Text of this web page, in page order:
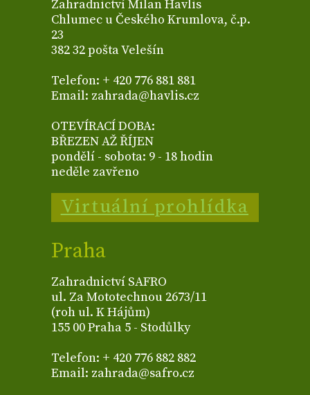
Zahradnictví Milan Havlis
Chlumec u Českého Krumlova, č.p.
23
382 32 pošta Velešín
Telefon: + 420 776 881 881
Email: zahrada@havlis.cz
OTEVÍRACÍ DOBA:
BŘEZEN AŽ ŘÍJEN
pondělí - sobota: 9 - 18 hodin
neděle zavřeno
Virtuální prohlídka
Praha
Zahradnictví SAFRO
ul. Za Mototechnou 2673/11
(roh ul. K Hájům)
155 00 Praha 5 - Stodůlky
Telefon: + 420 776 882 882
Email: zahrada@safro.cz